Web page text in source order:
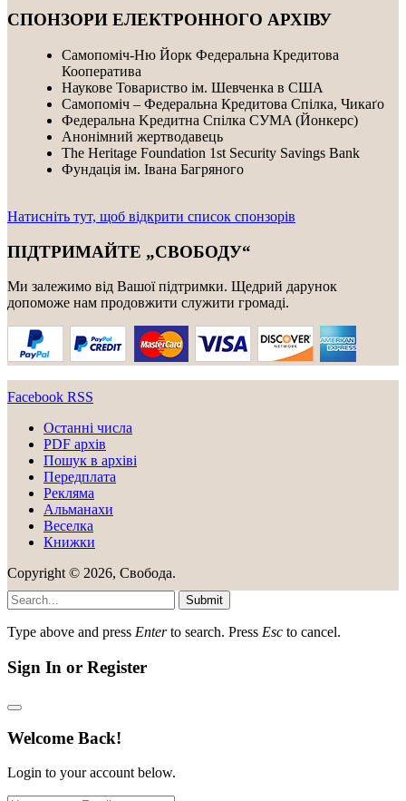
СПОНЗОРИ ЕЛЕКТРОННОГО АРХІВУ
Самопоміч-Ню Йорк Федеральна Кредитова
Кооператива
Наукове Товариство ім. Шевченка в США
Самопоміч – Федеральна Кредитова Спілка, Чикаґо
Федеральнa Kредитнa Спілка CУMA (Йонкерс)
Анонімний жертводавець
The Heritage Foundation 1st Security Savings Bank
Фундація ім. Івана Багряного
Натисніть тут, щоб відкрити список спонзорів
ПІДТРИМАЙТЕ „СВОБОДУ“
Ми залежимо від Вашої підтримки. Щедрий дарунок
допоможе нам продовжити служити громаді.
Facebook RSS
Останні числа
PDF архів
Пошук в архіві
Передплата
Рекляма
Альманахи
Веселка
Книжки
Copyright © 2026, Свобода.
Submit
Type above and press Enterto search. Press Esc to cancel.
Sign In or Register
Welcome Back!
Login to your account below.